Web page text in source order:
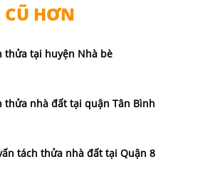
HƠN
thửa tại huyện Nhà bè
thửa nhà đất tại quận Tân Bình
tách thửa nhà đất tại Quận 8